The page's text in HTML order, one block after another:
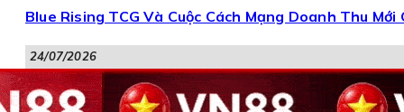
Blue Rising TCG Và Cuộc Cách Mạng Doanh Thu Mới
24/07/2026